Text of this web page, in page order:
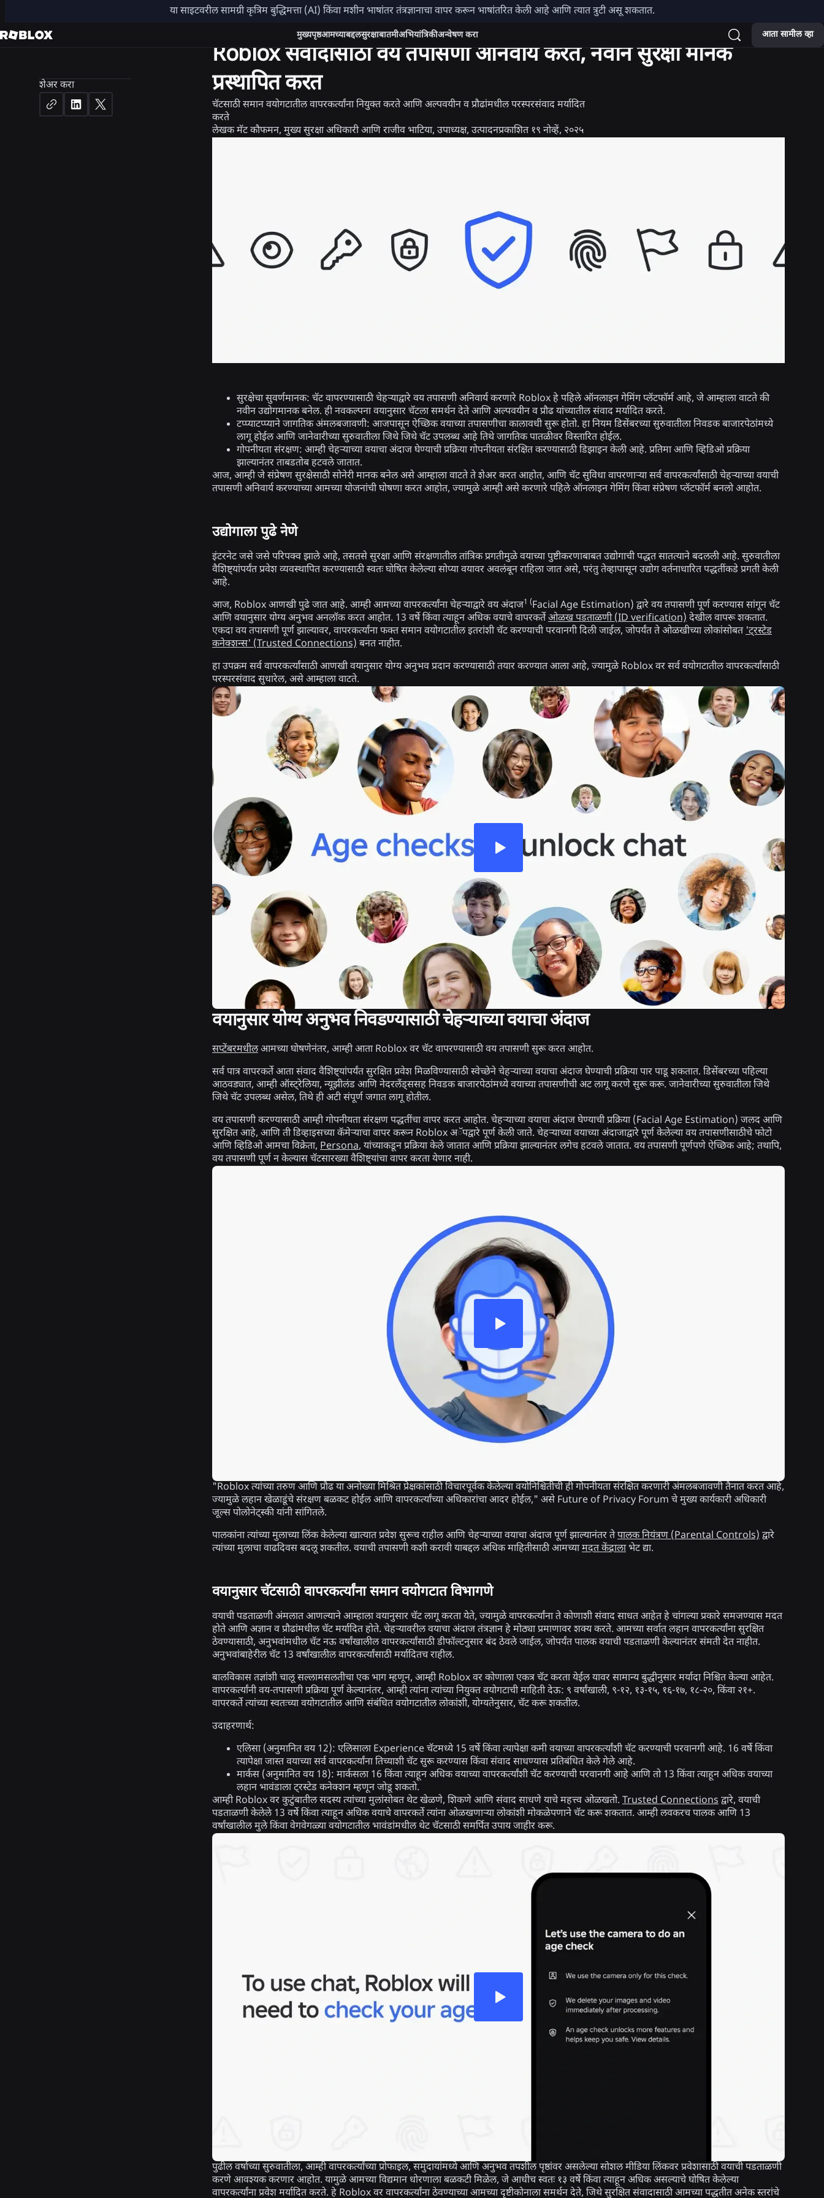
या साइटवरील सामग्री कृत्रिम बुद्धिमत्ता (AI) किंवा मशीन भाषांतर तंत्रज्ञानाचा वापर करून भाषांतरित केली आहे आणि त्यात त्रुटी असू शकतात.
मुख्यपृष्ठआमच्याबद्दलसुरक्षाबातमीअभियांत्रिकीअन्वेषण करा आता सामील व्हा
शेअर करा
सुरक्षा + शिष्टाचार बातमी
Roblox संवादासाठी वय तपासणी अनिवार्य करते, नवीन सुरक्षा मानक
प्रस्थापित करत
चॅटसाठी समान वयोगटातील वापरकर्त्यांना नियुक्त करते आणि अल्पवयीन व प्रौढांमधील परस्परसंवाद मर्यादित
करते
लेखकमॅट कौफमन, मुख्य सुरक्षा अधिकारी आणि राजीव भाटिया, उपाध्यक्ष, उत्पादनप्रकाशित १९ नोव्हें, २०२५
सुरक्षेचा सुवर्णमानक: चॅट वापरण्यासाठी चेहऱ्याद्वारे वय तपासणी अनिवार्य करणारे Roblox हे पहिले ऑनलाइन गेमिंग प्लॅटफॉर्म आहे, जे आम्हाला वाटते की
नवीन उद्योगमानक बनेल. ही नवकल्पना वयानुसार चॅटला समर्थन देते आणि अल्पवयीन व प्रौढ यांच्यातील संवाद मर्यादित करते.
टप्प्याटप्प्याने जागतिक अंमलबजावणी: आजपासून ऐच्छिक वयाच्या तपासणीचा कालावधी सुरू होतो. हा नियम डिसेंबरच्या सुरुवातीला निवडक बाजारपेठांमध्ये
लागू होईल आणि जानेवारीच्या सुरुवातीला जिथे जिथे चॅट उपलब्ध आहे तिथे जागतिक पातळीवर विस्तारित होईल.
गोपनीयता संरक्षण: आम्ही चेहऱ्याच्या वयाचा अंदाज घेण्याची प्रक्रिया गोपनीयता संरक्षित करण्यासाठी डिझाइन केली आहे. प्रतिमा आणि व्हिडिओ प्रक्रिया
झाल्यानंतर ताबडतोब हटवले जातात.
आज, आम्ही जे संप्रेषण सुरक्षेसाठी सोनेरी मानक बनेल असे आम्हाला वाटते ते शेअर करत आहोत, आणि चॅट सुविधा वापरणाऱ्या सर्व वापरकर्त्यांसाठी चेहऱ्याच्या वयाची
तपासणी अनिवार्य करण्याच्या आमच्या योजनांची घोषणा करत आहोत, ज्यामुळे आम्ही असे करणारे पहिले ऑनलाइन गेमिंग किंवा संप्रेषण प्लॅटफॉर्म बनलो आहोत.
उद्योगाला पुढे नेणे
इंटरनेट जसे जसे परिपक्व झाले आहे, तसतसे सुरक्षा आणि संरक्षणातील तांत्रिक प्रगतीमुळे वयाच्या पुष्टीकरणाबाबत उद्योगाची पद्धत सातत्याने बदलली आहे. सुरुवातीला
वैशिष्ट्यांपर्यंत प्रवेश व्यवस्थापित करण्यासाठी स्वतः घोषित केलेल्या सोप्या वयावर अवलंबून राहिला जात असे, परंतु तेव्हापासून उद्योग वर्तनाधारित पद्धतींकडे प्रगती केली
आहे.
आज, Roblox आणखी पुढे जात आहे. आम्ही आमच्या वापरकर्त्यांना चेहऱ्याद्वारे वय अंदाज1 (Facial Age Estimation) द्वारे वय तपासणी पूर्ण करण्यास सांगून चॅट
आणि वयानुसार योग्य अनुभव अनलॉक करत आहोत. 13 वर्षे किंवा त्याहून अधिक वयाचे वापरकर्तेओळख पडताळणी (ID verification)देखील वापरू शकतात.
एकदा वय तपासणी पूर्ण झाल्यावर, वापरकर्त्यांना फक्त समान वयोगटातील इतरांशी चॅट करण्याची परवानगी दिली जाईल, जोपर्यंत ते ओळखीच्या लोकांसोबत'ट्रस्टेड
कनेक्शन्स' (Trusted Connections)बनत नाहीत.
हा उपक्रम सर्व वापरकर्त्यांसाठी आणखी वयानुसार योग्य अनुभव प्रदान करण्यासाठी तयार करण्यात आला आहे, ज्यामुळे Roblox वर सर्व वयोगटातील वापरकर्त्यांसाठी
परस्परसंवाद सुधारेल, असे आम्हाला वाटते.
वयानुसार योग्य अनुभव निवडण्यासाठी चेहऱ्याच्या वयाचा अंदाज
सप्टेंबरमधीलआमच्या घोषणेनंतर, आम्ही आता Roblox वर चॅट वापरण्यासाठी वय तपासणी सुरू करत आहोत.
सर्व पात्र वापरकर्ते आता संवाद वैशिष्ट्यांपर्यंत सुरक्षित प्रवेश मिळविण्यासाठी स्वेच्छेने चेहऱ्याच्या वयाचा अंदाज घेण्याची प्रक्रिया पार पाडू शकतात. डिसेंबरच्या पहिल्या
आठवड्यात, आम्ही ऑस्ट्रेलिया, न्यूझीलंड आणि नेदरलँड्ससह निवडक बाजारपेठांमध्ये वयाच्या तपासणीची अट लागू करणे सुरू करू. जानेवारीच्या सुरुवातीला जिथे
जिथे चॅट उपलब्ध असेल, तिथे ही अटी संपूर्ण जगात लागू होतील.
वय तपासणी करण्यासाठी आम्ही गोपनीयता संरक्षण पद्धतींचा वापर करत आहोत. चेहऱ्याच्या वयाचा अंदाज घेण्याची प्रक्रिया (Facial Age Estimation) जलद आणि
सुरक्षित आहे, आणि ती डिव्हाइसच्या कॅमेर्‍याचा वापर करून Roblox अॅपद्वारे पूर्ण केली जाते. चेहऱ्याच्या वयाच्या अंदाजाद्वारे पूर्ण केलेल्या वय तपासणीसाठीचे फोटो
आणि व्हिडिओ आमचा विक्रेता, Persona, यांच्याकडून प्रक्रिया केले जातात आणि प्रक्रिया झाल्यानंतर लगेच हटवले जातात. वय तपासणी पूर्णपणे ऐच्छिक आहे; तथापि,
वय तपासणी पूर्ण न केल्यास चॅटसारख्या वैशिष्ट्यांचा वापर करता येणार नाही.
"Roblox त्यांच्या तरुण आणि प्रौढ या अनोख्या मिश्रित प्रेक्षकांसाठी विचारपूर्वक केलेल्या वयोनिश्चितीची ही गोपनीयता संरक्षित करणारी अंमलबजावणी तैनात करत आहे,
ज्यामुळे लहान खेळाडूंचे संरक्षण बळकट होईल आणि वापरकर्त्यांच्या अधिकारांचा आदर होईल," असे Future of Privacy Forum चे मुख्य कार्यकारी अधिकारी
जूल्स पोलोनेट्स्की यांनी सांगितले.
पालकांना त्यांच्या मुलाच्या लिंक केलेल्या खात्यात प्रवेश सुरूच राहील आणि चेहऱ्याच्या वयाचा अंदाज पूर्ण झाल्यानंतर तेपालक नियंत्रण (Parental Controls)द्वारे
त्यांच्या मुलाचा वाढदिवस बदलू शकतील. वयाची तपासणी कशी करावी याबद्दल अधिक माहितीसाठी आमच्यामदत केंद्रालाभेट द्या.
वयानुसार चॅटसाठी वापरकर्त्यांना समान वयोगटात विभागणे
वयाची पडताळणी अंमलात आणल्याने आम्हाला वयानुसार चॅट लागू करता येते, ज्यामुळे वापरकर्त्यांना ते कोणाशी संवाद साधत आहेत हे चांगल्या प्रकारे समजण्यास मदत
होते आणि अज्ञान व प्रौढांमधील चॅट मर्यादित होते. चेहऱ्यावरील वयाचा अंदाज तंत्रज्ञान हे मोठ्या प्रमाणावर शक्य करते. आमच्या सर्वात लहान वापरकर्त्यांना सुरक्षित
ठेवण्यासाठी, अनुभवांमधील चॅट नऊ वर्षांखालील वापरकर्त्यांसाठी डीफॉल्टनुसार बंद ठेवले जाईल, जोपर्यंत पालक वयाची पडताळणी केल्यानंतर संमती देत नाहीत.
अनुभवांबाहेरील चॅट 13 वर्षांखालील वापरकर्त्यांसाठी मर्यादितच राहील.
बालविकास तज्ञांशी चालू सल्लामसलतीचा एक भाग म्हणून, आम्ही Roblox वर कोणाला एकत्र चॅट करता येईल यावर सामान्य बुद्धीनुसार मर्यादा निश्चित केल्या आहेत.
वापरकर्त्यांनी वय-तपासणी प्रक्रिया पूर्ण केल्यानंतर, आम्ही त्यांना त्यांच्या नियुक्त वयोगटाची माहिती देऊ: ९ वर्षांखाली, ९-१२, १३-१५, १६-१७, १८-२०, किंवा २१+.
वापरकर्ते त्यांच्या स्वतःच्या वयोगटातील आणि संबंधित वयोगटातील लोकांशी, योग्यतेनुसार, चॅट करू शकतील.
उदाहरणार्थ:
एलिसा (अनुमानित वय 12): एलिसाला Experience चॅटमध्ये 15 वर्षे किंवा त्यापेक्षा कमी वयाच्या वापरकर्त्यांशी चॅट करण्याची परवानगी आहे. 16 वर्षे किंवा
त्यापेक्षा जास्त वयाच्या सर्व वापरकर्त्यांना तिच्याशी चॅट सुरू करण्यास किंवा संवाद साधण्यास प्रतिबंधित केले गेले आहे.
मार्कस (अनुमानित वय 18): मार्कसला 16 किंवा त्याहून अधिक वयाच्या वापरकर्त्यांशी चॅट करण्याची परवानगी आहे आणि तो 13 किंवा त्याहून अधिक वयाच्या
लहान भावंडाला ट्रस्टेड कनेक्शन म्हणून जोडू शकतो.
आम्ही Roblox वर कुटुंबातील सदस्य त्यांच्या मुलांसोबत थेट खेळणे, शिकणे आणि संवाद साधणे याचे महत्त्व ओळखतो. Trusted Connectionsद्वारे, वयाची
पडताळणी केलेले 13 वर्षे किंवा त्याहून अधिक वयाचे वापरकर्ते त्यांना ओळखणाऱ्या लोकांशी मोकळेपणाने चॅट करू शकतात. आम्ही लवकरच पालक आणि 13
वर्षांखालील मुले किंवा वेगवेगळ्या वयोगटातील भावंडांमधील थेट चॅटसाठी समर्पित उपाय जाहीर करू.
पुढील वर्षाच्या सुरुवातीला, आम्ही वापरकर्त्यांच्या प्रोफाइल, समुदायांमध्ये आणि अनुभव तपशील पृष्ठांवर असलेल्या सोशल मीडिया लिंकवर प्रवेशासाठी वयाची पडताळणी
करणे आवश्यक करणार आहोत. यामुळे आमच्या विद्यमान धोरणाला बळकटी मिळेल, जे आधीच स्वतः १३ वर्षे किंवा त्याहून अधिक असल्याचे घोषित केलेल्या
वापरकर्त्यांना प्रवेश मर्यादित करते. हे Roblox वर वापरकर्त्यांना ठेवण्याच्या आमच्या दृष्टीकोनाला समर्थन देते, जिथे सुरक्षित संवादासाठी आमच्या पद्धतीत अनेक स्तरांचे